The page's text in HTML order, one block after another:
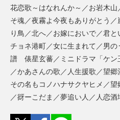
花恋歌～はなれんか～／お岩木
そ魂／夜霧よ今夜もありがとう
り鳥／北へ／お嫁においで／君
チョネ港町／女に生まれて／男
譜 俵星玄蕃／ミニドラマ「ケン
／かあさんの歌／人生援歌／望
その名もコノハナサクヤヒメ／
／谺ーこだま／夢追い人／人恋酒